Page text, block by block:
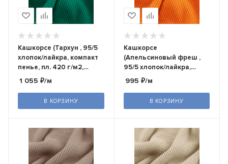
Кашкорсе (Тархун , 95/5
хлопок/лайкра, компакт
пенье, пл. 420 г/м2,
шир.120 см)
1 055 ₽/м
В КОРЗИНУ
Кашкорсе
(Апельсиновый фреш ,
95/5 хлопок/лайкра,
компакт пенье, пл. 360 г/
995 ₽/м
В КОРЗИНУ